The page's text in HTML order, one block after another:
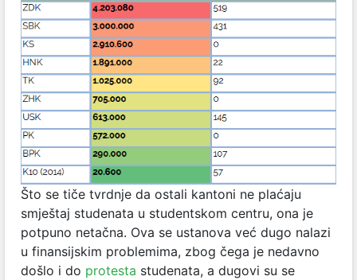
Što se tiče tvrdnje da ostali kantoni ne plaćaju
smještaj studenata u studentskom centru, ona je
potpuno netačna. Ova se ustanova već dugo nalazi
u finansijskim problemima, zbog čega je nedavno
došlo i do protesta studenata, a dugovi su se